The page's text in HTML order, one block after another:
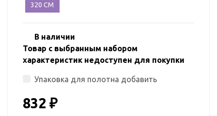
320 СМ
В наличии
Товар с выбранным набором
характеристик недоступен для покупки
Упаковка для полотна добавить
832 ₽